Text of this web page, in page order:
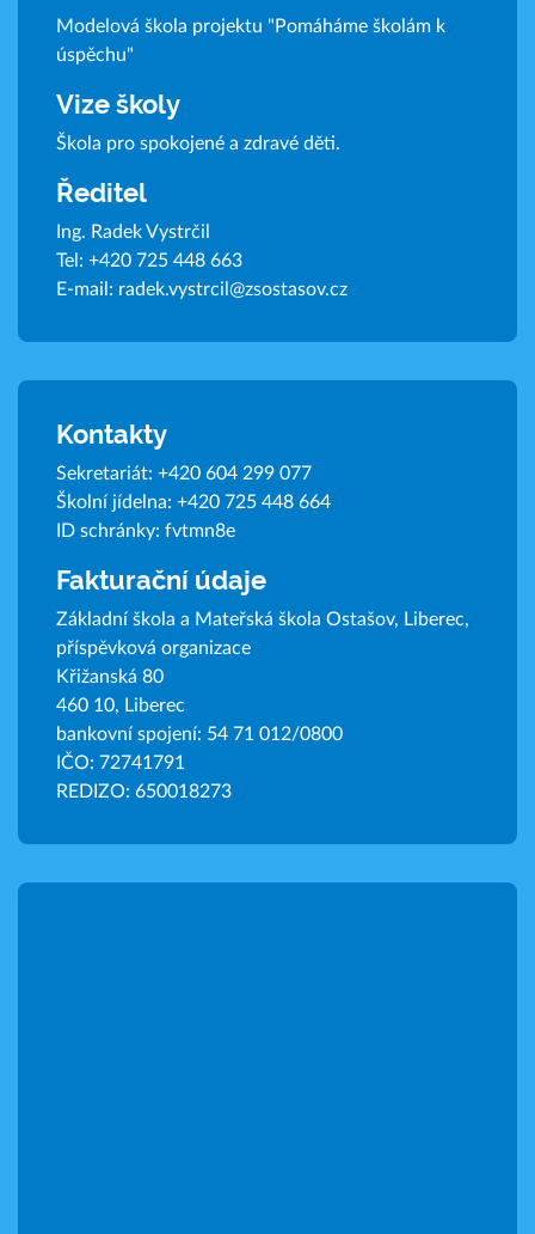
Modelová škola projektu "Pomáháme školám k
úspěchu"
Vize školy
Škola pro spokojené a zdravé děti.
Ředitel
Ing. Radek Vystrčil
Tel: +420 725 448 663
E-mail: radek.vystrcil@zsostasov.cz
Kontakty
Sekretariát: +420 604 299 077
Školní jídelna: +420 725 448 664
ID schránky: fvtmn8e
Fakturační údaje
Základní škola a Mateřská škola Ostašov, Liberec,
příspěvková organizace
Křižanská 80
460 10, Liberec
bankovní spojení: 54 71 012/0800
IČO: 72741791
REDIZO: 650018273